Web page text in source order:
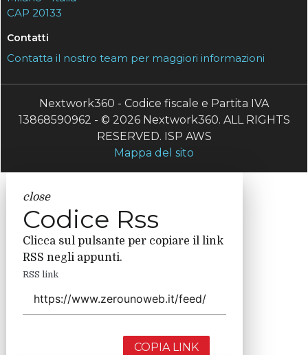
CAP 20133
Contatti
Contatta il nostro team per maggiori informazioni
Nextwork360 - Codice fiscale e Partita IVA
13868590962 - © 2026 Nextwork360. ALL RIGHTS
RESERVED. ISP AWS
Mappa del sito
close
Codice Rss
Clicca sul pulsante per copiare il link
RSS negli appunti.
RSS link
COPIA LINK